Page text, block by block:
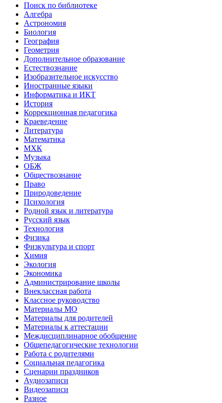
Поиск по библиотеке
Алгебра
Астрономия
Биология
География
Геометрия
Дополнительное образование
Естествознание
Изобразительное искусство
Иностранные языки
Информатика и ИКТ
История
Коррекционная педагогика
Краеведение
Литература
Математика
МХК
Музыка
ОБЖ
Обществознание
Право
Природоведение
Психология
Родной язык и литература
Русский язык
Технология
Физика
Физкультура и спорт
Химия
Экология
Экономика
Администрирование школы
Внеклассная работа
Классное руководство
Материалы МО
Материалы для родителей
Материалы к аттестации
Междисциплинарное обобщение
Общепедагогические технологии
Работа с родителями
Социальная педагогика
Сценарии праздников
Аудиозаписи
Видеозаписи
Разное